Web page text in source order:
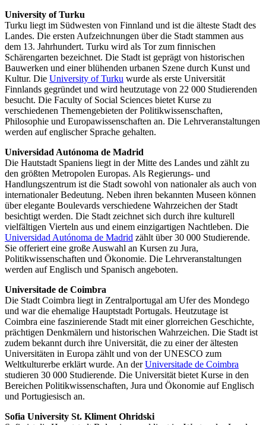
University of Turku
Turku liegt im Südwesten von Finnland und ist die älteste Stadt des
Landes. Die ersten Aufzeichnungen über die Stadt stammen aus
dem 13. Jahrhundert. Turku wird als Tor zum finnischen
Schärengarten bezeichnet. Die Stadt ist geprägt von historischen
Bauwerken und einer blühenden urbanen Szene durch Kunst und
Kultur. Die University of Turku wurde als erste Universität
Finnlands gegründet und wird heutzutage von 22 000 Studierenden
besucht. Die Faculty of Social Sciences bietet Kurse zu
verschiedenen Themengebieten der Politikwissenschaften,
Philosophie und Europawissenschaften an. Die Lehrveranstaltungen
werden auf englischer Sprache gehalten.
Universidad Autónoma de Madrid
Die Hautstadt Spaniens liegt in der Mitte des Landes und zählt zu
den größten Metropolen Europas. Als Regierungs- und
Handlungszentrum ist die Stadt sowohl von nationaler als auch von
internationaler Bedeutung. Neben ihren bekannten Museen können
über elegante Boulevards verschiedene Wahrzeichen der Stadt
besichtigt werden. Die Stadt zeichnet sich durch ihre kulturell
vielfältigen Vierteln aus und einem einzigartigen Nachtleben. Die
Universidad Autónoma de Madrid zählt über 30 000 Studierende.
Sie offeriert eine große Auswahl an Kursen zu Jura,
Politikwissenschaften und Ökonomie. Die Lehrveranstaltungen
werden auf Englisch und Spanisch angeboten.
Universitade de Coimbra
Die Stadt Coimbra liegt in Zentralportugal am Ufer des Mondego
und war die ehemalige Hauptstadt Portugals. Heutzutage ist
Coimbra eine faszinierende Stadt mit einer glorreichen Geschichte,
prächtigen Denkmälern und historischen Wahrzeichen. Die Stadt ist
zudem bekannt durch ihre Universität, die zu einer der ältesten
Universitäten in Europa zählt und von der UNESCO zum
Weltkulturerbe erklärt wurde. An derUniversitade de Coimbra
studieren 30 000 Studierende. Die Universität bietet Kurse in den
Bereichen Politikwissenschaften, Jura und Ökonomie auf Englisch
und Portugiesisch an.
Sofia University St. Kliment Ohridski